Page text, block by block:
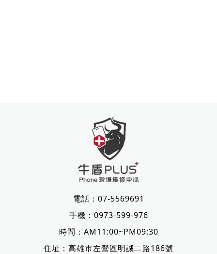
電話： 07-5569691
手機： 0973-599-976
時間：AM11:00~PM09:30
住址： 高雄市左營區明誠二路186號